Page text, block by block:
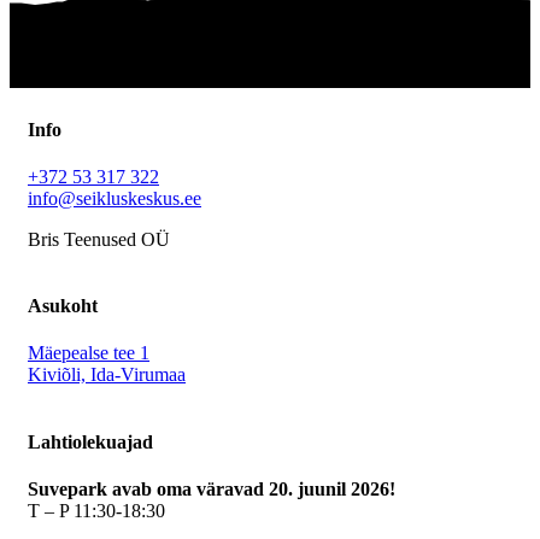
Info
+372 53 317 322
info@seikluskeskus.ee
Bris Teenused OÜ
Asukoht
Mäepealse tee 1
Kiviõli, Ida-Virumaa
Lahtiolekuajad
Suvepark avab oma väravad 20. juunil 2026!
T – P 11:30-18:30